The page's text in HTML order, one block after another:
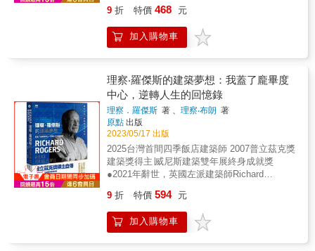
神和學習的熱誠。
下花朵吧，那樣你就不會走回頭路了！ 如果你
回過頭，就會看見每日綻放的花朵因沒人照料
而枯萎。」 & ▎只要再勇敢一點 古怪的人，往
勇氣挺直腰桿？ &bull;當別人都背信棄義，你
是否有勇氣默默履行職責？ &bull;當別人都拋
棄道德，你是否有勇氣不為五斗米折腰？
&bull;當別人都打扮時髦，你是否有勇氣拿出過
時衣服昂首過街？ &bull;當別人都說「是」，
你是否有勇氣獨自站出來說一聲「不」？ &
「人們只為敢推開他們的人讓路。」 我們總想
跟隨主流，免得被其他人冠以「怪人」稱號；
我們附和大眾，沒勇氣承擔自己的抉擇，亦步
亦趨地學別人&hellip;&hellip; ➔只要選擇面對，
只要再堅持一下 沒人強迫你必須要從事何種職
業， 但既然你選擇了，就要做到最好。 &
&bull;為何要在離成功半步之遠時停下腳步？
9 折 特價 468 元
加入購物車
理察‧羅傑斯的建築夢想：我蓋了龐畢度
中心，逆轉人生的回憶錄
理察．羅傑斯 著 、理察‧布朗 著
原點 出版
2023/05/17 出版
2025台灣首間四季飯店建築師 2007普立茲克獎
建築獎得主∣威尼斯建築雙年展終身成就獎
●2021年辭世，英國左派建築師Richard
人生勝利組的典型傳記 ▎ 讀寫障礙，不擅繪
圖，被ＡＡ建築聯盟學院教授否定 他如何逆轉
人生，榮獲建築最高殿堂肯定 最的「龐畢度中
9 折 特價 594 元
加入購物車